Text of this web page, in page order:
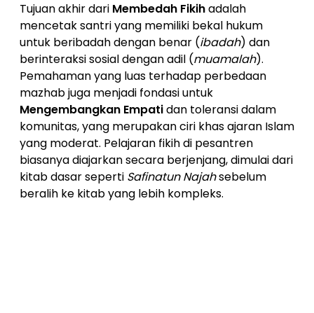
Tujuan akhir dari Membedah Fikihadalah
mencetak santri yang memiliki bekal hukum
untuk beribadah dengan benar (ibadah) dan
berinteraksi sosial dengan adil (muamalah).
Pemahaman yang luas terhadap perbedaan
mazhab juga menjadi fondasi untuk
Mengembangkan Empatidan toleransi dalam
komunitas, yang merupakan ciri khas ajaran Islam
yang moderat. Pelajaran fikih di pesantren
biasanya diajarkan secara berjenjang, dimulai dari
kitab dasar seperti Safinatun Najahsebelum
beralih ke kitab yang lebih kompleks.